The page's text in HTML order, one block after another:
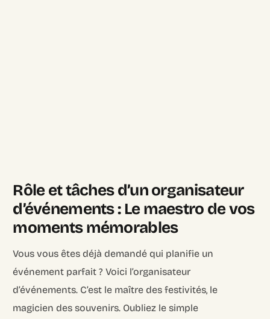
Rôle et tâches d’un organisateur
d’événements : Le maestro de vos
moments mémorables
Vous vous êtes déjà demandé qui planifie un
événement parfait ? Voici l’organisateur
d’événements. C’est le maître des festivités, le
magicien des souvenirs. Oubliez le simple